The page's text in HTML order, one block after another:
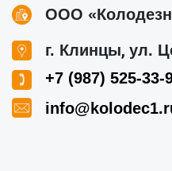
ООО
г. Клинцы, ул.
+7 (987) 525-33-